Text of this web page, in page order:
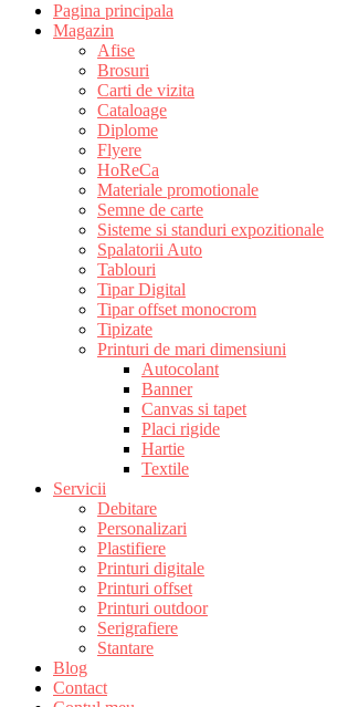
Pagina principala
Magazin
Afise
Brosuri
Carti de vizita
Cataloage
Diplome
Flyere
HoReCa
Materiale promotionale
Semne de carte
Sisteme si standuri expozitionale
Spalatorii Auto
Tablouri
Tipar Digital
Tipar offset monocrom
Tipizate
Printuri de mari dimensiuni
Autocolant
Banner
Canvas si tapet
Placi rigide
Hartie
Textile
Servicii
Debitare
Personalizari
Plastifiere
Printuri digitale
Printuri offset
Printuri outdoor
Serigrafiere
Stantare
Blog
Contact